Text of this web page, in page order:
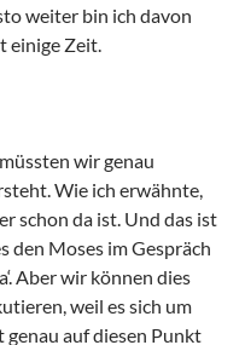
weiter bin ich davon
einige Zeit.
wir genau
Wie ich erwähnte,
schon da ist. Und das ist
den Moses im Gespräch
Aber wir können dies
weil es sich um
genau auf diesen Punkt